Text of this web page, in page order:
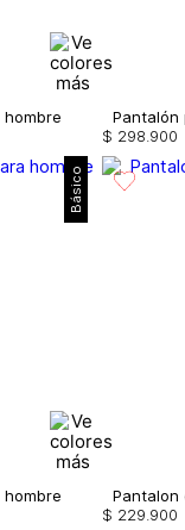
Pantalón
$ 298 900
Básico
Pantalon
$ 229.900